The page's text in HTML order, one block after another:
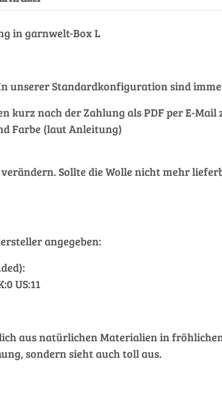
in garnwelt-Box L
unserer Standardkonfiguration sind
kurz nach der Zahlung als PDF per E-Mail
Farbe (laut Anleitung)
Sollte die Wolle nicht mehr
angegeben:
US:11
aus natürlichen Materialien in
sondern sieht auch toll aus.